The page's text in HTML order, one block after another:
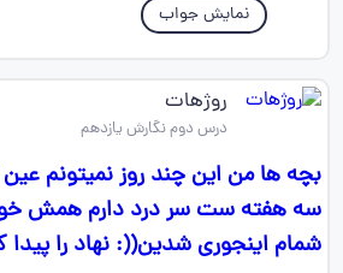
نمایش جواب
روژهات
درس دوم نگارش یازدهم
بچه ها من این چند روز نمیتونم
سه هفته ست سر درد دارم همش
شمام اینجوری شدین((: نهاد را پیدا